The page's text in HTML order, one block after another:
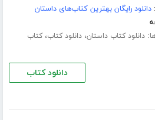
دانلود رایگان بهترین کتاب‌های داستان
دانلود کتاب داستان،دانلود کتاب،کتاب
دانلود کتاب